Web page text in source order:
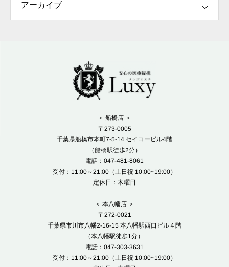
＜ 船橋店 ＞
〒273-0005
千葉県船橋市本町7-5-14 セイコービル4階
（船橋駅徒歩2分）
電話：047-481-8061
受付：11:00～21:00（土日祝 10:00~19:00）
定休日：木曜日
＜ 本八幡店 ＞
〒272-0021
千葉県市川市八幡2-16-15 本八幡駅西口ビル４階
（本八幡駅徒歩1分）
電話：047-303-3631
受付：11:00～21:00（土日祝 10:00~19:00）